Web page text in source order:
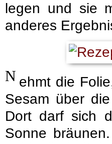
legen und sie
anderes
N ehmt die
Sesam über
Dort darf sich
Sonne